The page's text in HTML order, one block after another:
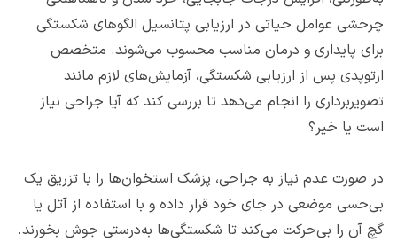
چرخشی عوامل حیاتی در ارزیابی پتانسیل الگوهای شکستگی
برای پایداری و درمان مناسب محسوب می‌شوند. متخصص
ارتوپدی پس از ارزیابی شکستگی، آزمایش‌های لازم مانند
تصویربرداری را انجام می‌دهد تا بررسی کند که آیا جراحی نیاز
است یا خیر؟
در صورت عدم نیاز به جراحی، پزشک استخوان‌ها را با تزریق یک
بی‌حسی موضعی در جای خود قرار داده و با استفاده از آتل یا
گچ آن را بی‌حرکت می‌کند تا شکستگی‌ها به‌درستی جوش بخورند.